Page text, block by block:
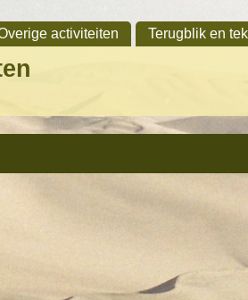
activiteiten Terugblik en